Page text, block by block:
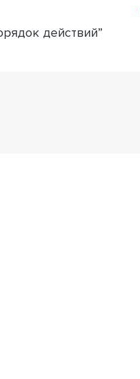
действий”